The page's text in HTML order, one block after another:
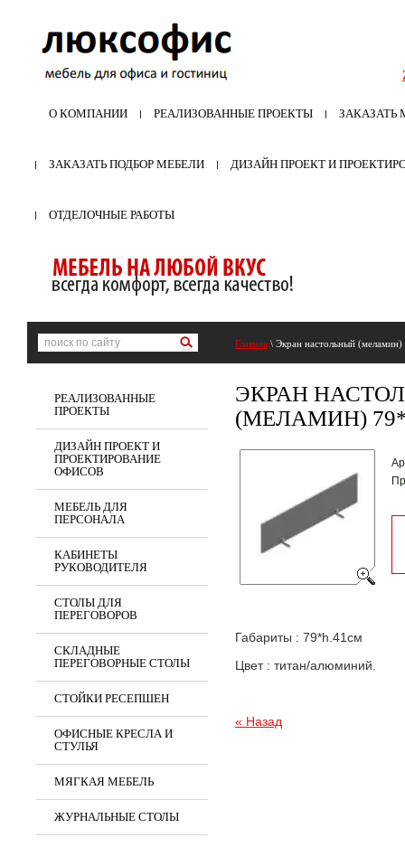
О КОМПАНИИ РЕАЛИЗОВАННЫЕ ПРОЕКТЫ ЗАКАЗАТЬ
ЗАКАЗАТЬ ПОДБОР МЕБЕЛИ ДИЗАЙН ПРОЕКТ И
ОТДЕЛОЧНЫЕ РАБОТЫ
Главная \ Экран настольный
ЭКРАН
(МЕЛАМИН)
Габариты : 79*h.41см
Цвет : титан/алюминий.
« Назад
РЕАЛИЗОВАННЫЕ
ПРОЕКТЫ
ДИЗАЙН ПРОЕКТ И
ПРОЕКТИРОВАНИЕ
ОФИСОВ
МЕБЕЛЬ ДЛЯ
ПЕРСОНАЛА
КАБИНЕТЫ
РУКОВОДИТЕЛЯ
СТОЛЫ ДЛЯ
ПЕРЕГОВОРОВ
СКЛАДНЫЕ
ПЕРЕГОВОРНЫЕ СТОЛЫ
СТОЙКИ РЕСЕПШЕН
ОФИСНЫЕ КРЕСЛА И
СТУЛЬЯ
МЯГКАЯ МЕБЕЛЬ
ЖУРНАЛЬНЫЕ СТОЛЫ